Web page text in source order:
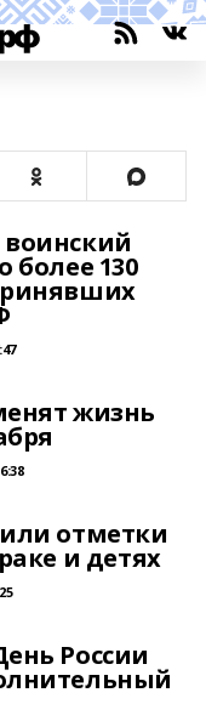
более 130
жизнь
отметки
и детях
России